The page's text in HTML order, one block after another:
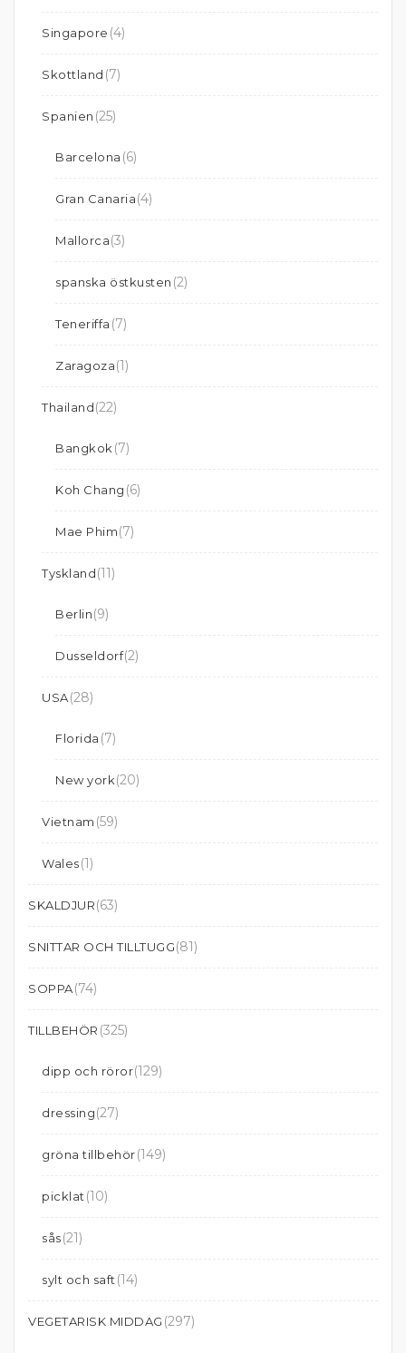
Singapore (4)
Skottland (7)
Spanien (25)
Barcelona (6)
Gran Canaria(4)
Mallorca(3)
spanska östkusten (2)
Teneriffa (7)
Zaragoza(1)
Thailand(22)
Bangkok (7)
Koh Chang (6)
Mae Phim(7)
Tyskland(11)
Berlin(9)
Dusseldorf(2)
USA(28)
Florida (7)
New york(20)
Vietnam (59)
Wales(1)
SKALDJUR(63)
SNITTAR OCH TILLTUGG(81)
SOPPA(74)
TILLBEHÖR (325)
dipp och röror(129)
dressing(27)
gröna tillbehör(149)
picklat (10)
sås(21)
sylt och saft (14)
VEGETARISK MIDDAG (297)